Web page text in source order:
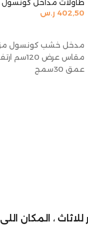
طاولات مداخل كونسول
402,50 ر.س
مدخل خشب كونسول
عمق 30سمج
للاثاث ،